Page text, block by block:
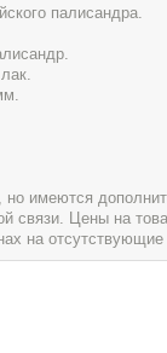
палисандра.
имеются
связи. Цены на
на отсутствующие